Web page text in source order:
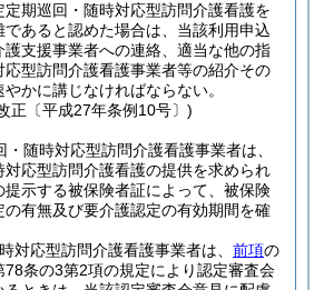
期巡回・随時対応型訪問介護看護を
あると認めた場合は、当該利用申込
支援事業者への連絡、適当な他の指
応型訪問介護看護事業者等の紹介その
かに講じなければならない。
正〔平成27年条例10号〕)
・随時対応型訪問介護看護事業者は、
応型訪問介護看護の提供を求められ
提示する被保険者証によって、被保険
有無及び要介護認定の有効期間を確
対応型訪問介護看護事業者は、 前項の
条の3第2項の規定により認定審査会